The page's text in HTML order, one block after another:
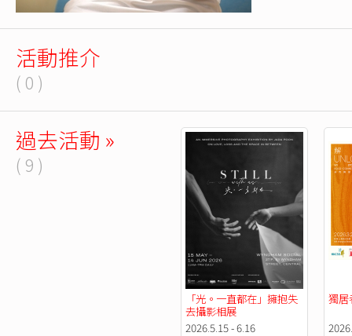
活動推介
( 0 )
過去活動 »
( 9 )
「光。一直都在」擁抱失
去攝影相展
2026.5.15 - 6.16
獨居